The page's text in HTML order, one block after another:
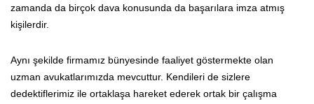
zamanda da birçok dava konusunda da başarılara imza atmış
kişilerdir.
Aynı şekilde firmamız bünyesinde faaliyet göstermekte olan
uzman avukatlarımızda mevcuttur. Kendileri de sizlere
dedektiflerimiz ile ortaklaşa hareket ederek ortak bir çalışma